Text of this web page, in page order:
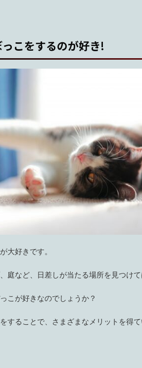
こをするのが好き!
大好きです。
庭など、日差しが当たる場所を見つけ
こが好きなのでしょうか？
することで、さまざまなメリットを得て